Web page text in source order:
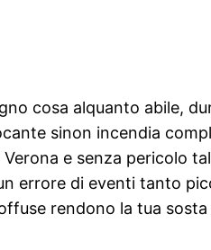
cosa alquanto abile,
sinon incendia
e senza pericolo
errore di eventi tanto
rendono la tua